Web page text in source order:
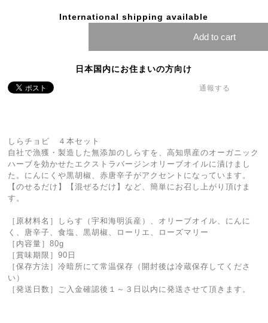
International shipping available
Add to cart
日本国内にお住まいの方向け
通報する
しらチョビ ４本セット
自社で漁獲・製造した無添加のしらすを、高知県産のオーガニック
ハーブを効かせたエクストラバージンオリーブオイルに漬けまし
た。にんにくや黒胡椒、赤唐辛子がアクセントになっています。
【のせるだけ】【混ぜるだけ】など、簡単にお召し上がり頂けま
す。
［原材料名］しらす（宇和海明浜産）、オリーブオイル、にんに
く、唐辛子、食塩、黒胡椒、ローリエ、ローズマリー
［内容量］80g
［賞味期限］90日
［保存方法］冷暗所にて常温保存（開封後は冷蔵保存してくださ
い）
［発送日数］ご入金確認後１～３日以内に発送させて頂きます。